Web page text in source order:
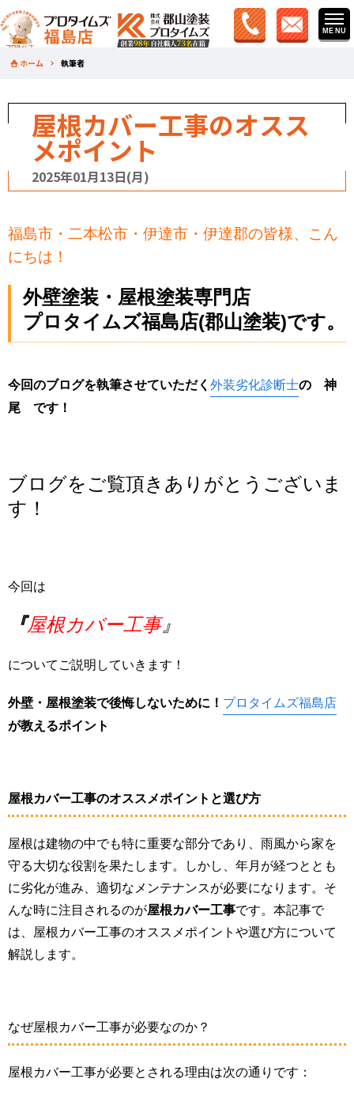
ホーム 執筆者
屋根カバー工事のオスス
メポイント
2025年01月13日(月)
福島市・二本松市・伊達市・伊達郡の皆様、こん
にちは！
外壁塗装・屋根塗装専門店
プロタイムズ福島店(郡山塗装)です。
今回のブログを執筆させていただく 外装劣化診断士の 神
尾 です！
ブログをご覧頂き ありがとうございま
す ！
今回は
『屋根カバー工事』
についてご説明していきます！
外壁・屋根塗装で後悔しないために！ プロタイムズ福島店
が教えるポイント
屋根カバー工事のオススメポイントと選び方
屋根は建物の中でも特に重要な部分であり、雨風から家を
守る大切な役割を果たします。しかし、年月が経つととも
に劣化が進み、適切なメンテナンスが必要になります。そ
んな時に注目されるのが屋根カバー工事です。本記事で
は、屋根カバー工事のオススメポイントや選び方について
解説します。
なぜ屋根カバー工事が必要なのか？
屋根カバー工事が必要とされる理由は次の通りです：